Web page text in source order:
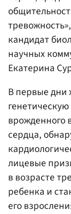
кандидат
научных
Екатерина
В первые дни
врожденного
сердца,
лицевые
в возрасте
ребенка и
его